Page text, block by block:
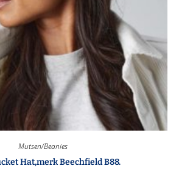
Mutsen/Beanies
Hat,merk Beechfield B88.